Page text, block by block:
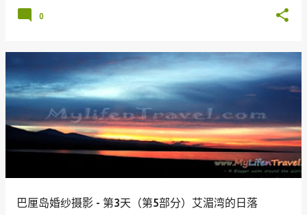
0
巴厘岛婚纱摄影 - 第3天（第5部分）艾湄湾的日落